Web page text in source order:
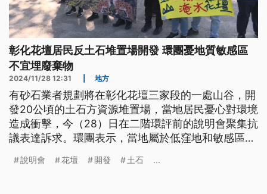
彰化花壇居民反土石堆置場開發 環團憂地質敏感區
不宜埋廢棄物
2024/11/28 12:31 地方
有砂石業者規劃將在彰化花壇三家段的一處山谷，開
發20公頃的土石方資源堆置場，當地居民憂心對環境
造成衝擊，今（28）日在二階環評前的說明會聚集抗
議表達訴求。環團表示，當地屬於低窪地和敏感區，
都會合乎規定，否認會造成污染及環境衝擊。
說明會 花壇 開發 土石 ...